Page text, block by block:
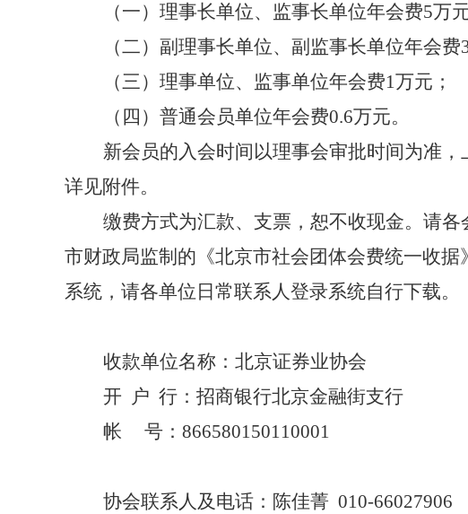
（一）理事长单位、监事长单位年会费5万元
（二）副理事长单位、副监事长单位年会费
（三）理事单位、监事单位年会费1万元；
（四）普通会员单位年会费0.6万元。
新会员的入会时间以理事会审批时间为准
详见附件。
缴费方式为汇款、支票，恕不收现金。请
市财政局监制的《北京市社会团体会费统一收
系统，请各单位日常联系人登录系统自行下载。
收款单位名称：北京证券业协会
开 户 行：招商银行北京金融街支行
帐
号：866580150110001
协会联系人及电话：陈佳菁 010-66027906